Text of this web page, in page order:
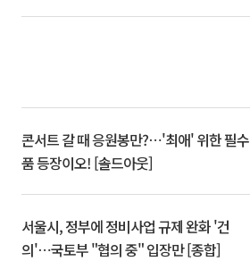
콘서트 갈 때 응원봉만?⋯'최애' 위한 필수
품 등장이오! [솔드아웃]
서울시, 정부에 정비사업 규제 완화 '건
의'⋯국토부 "협의 중" 입장만 [종합]